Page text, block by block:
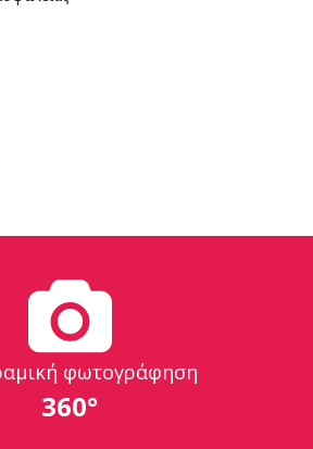
φωτογράφηση
360°